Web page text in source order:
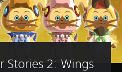
Stories 2: Wings